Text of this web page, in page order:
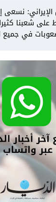
الإيراني: نسعى
على شعبنا
في جميع